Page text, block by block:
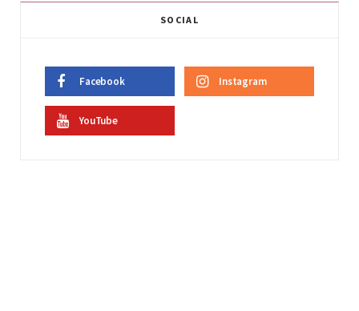
SOCIAL
Facebook Instagram
YouTube